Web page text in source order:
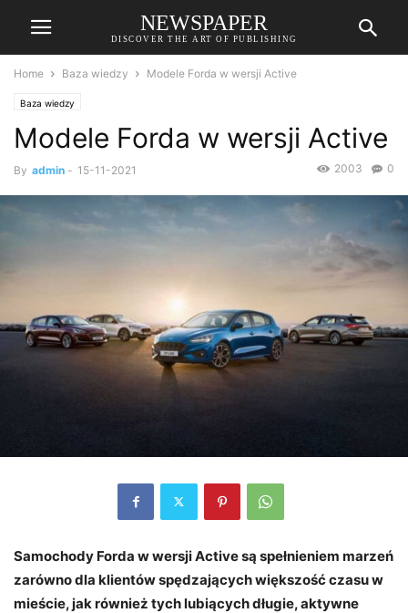
NEWSPAPER
DISCOVER THE ART OF PUBLISHING
Home Baza wiedzy Modele Forda w wersji Active
Baza wiedzy
Modele Forda w wersji Active
By admin - 15-11-2021 0
2003
Samochody Forda w wersji Active są spełnieniem marzeń
zarówno dla klientów spędzających większość czasu w
mieście, jak również tych lubiących długie, aktywne